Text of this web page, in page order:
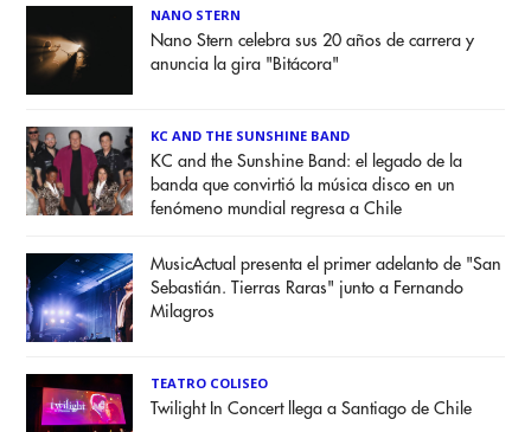
NANO STERN
Nano Stern celebra sus 20 años de carrera y
anuncia la gira "Bitácora"
KC AND THE SUNSHINE BAND
KC and the Sunshine Band: el legado de la
banda que convirtió la música disco en un
fenómeno mundial regresa a Chile
MusicActual presenta el primer adelanto de "San
Sebastián. Tierras Raras" junto a Fernando
Milagros
TEATRO COLISEO
Twilight In Concert llega a Santiago de Chile